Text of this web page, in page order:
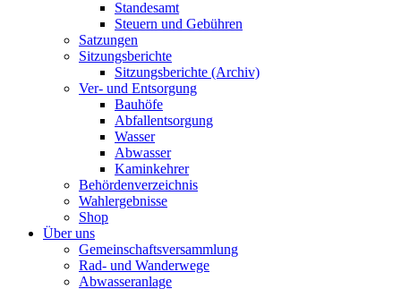
Standesamt
Steuern und Gebühren
Satzungen
Sitzungsberichte
Sitzungsberichte (Archiv)
Ver- und Entsorgung
Bauhöfe
Abfallentsorgung
Wasser
Abwasser
Kaminkehrer
Behördenverzeichnis
Wahlergebnisse
Shop
Über uns
Gemeinschaftsversammlung
Rad- und Wanderwege
Abwasseranlage